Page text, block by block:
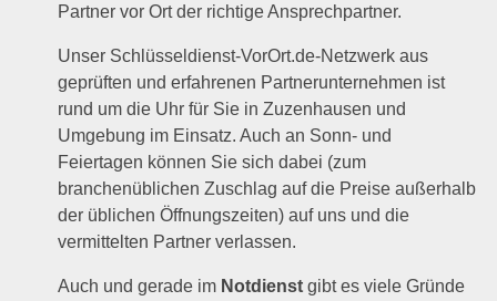
Partner vor Ort der richtige Ansprechpartner.
Unser Schlüsseldienst-VorOrt.de-Netzwerk aus
geprüften und erfahrenen Partnerunternehmen ist
rund um die Uhr für Sie in Zuzenhausen und
Umgebung im Einsatz. Auch an Sonn- und
Feiertagen können Sie sich dabei (zum
branchenüblichen Zuschlag auf die Preise außerhalb
der üblichen Öffnungszeiten) auf uns und die
vermittelten Partner verlassen.
Auch und gerade im Notdienst gibt es viele Gründe